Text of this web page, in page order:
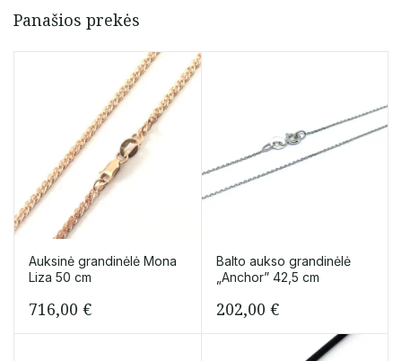
cm
Panašios prekės
Auksinė grandinėlė Mona
Liza 50 cm
716,00 €
Balto aukso grandinėlė
„Anchor” 42,5 cm
202,00 €